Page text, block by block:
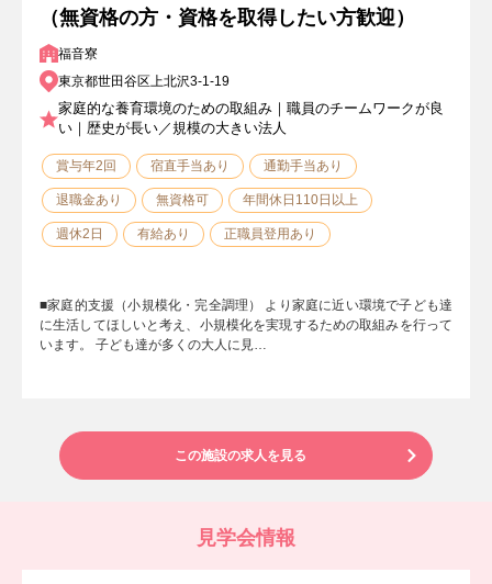
（無資格の方・資格を取得したい方歓迎）
福音寮
東京都世田谷区上北沢3-1-19
家庭的な養育環境のための取組み｜職員のチームワークが良
い｜歴史が長い／規模の大きい法人
賞与年2回 宿直手当あり 通勤手当あり
退職金あり 無資格可 年間休日110日以上
週休2日 有給あり 正職員登用あり
■家庭的支援（小規模化・完全調理） より家庭に近い環境で子ども達
に生活してほしいと考え、小規模化を実現するための取組みを行って
います。 子ども達が多くの大人に見…
この施設の求人を見る
見学会情報